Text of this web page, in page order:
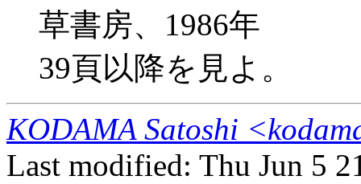
草書房、1986年
39頁以降を見よ。
KODAMA Satoshi
Last modified: Thu Jun 5